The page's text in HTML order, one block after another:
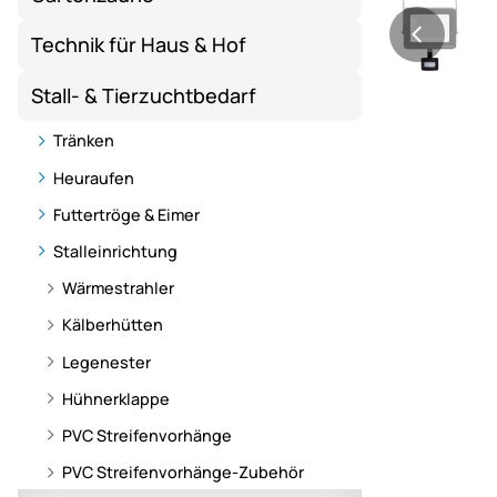
Technik für Haus & Hof
Stall- & Tierzuchtbedarf
Tränken
Heuraufen
Futtertröge & Eimer
Stalleinrichtung
Wärmestrahler
Kälberhütten
Legenester
Hühnerklappe
PVC Streifenvorhänge
PVC Streifenvorhänge-Zubehör